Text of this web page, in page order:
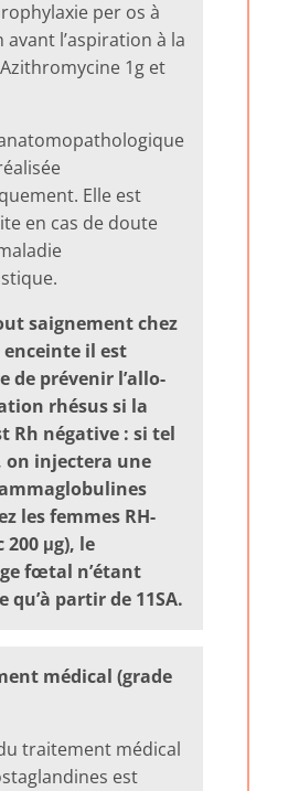
per os à
avant l’aspiration à la
1g et
anatomopathologique
Elle est
en cas de doute
saignement chez
il est
de prévenir l’allo-
rhésus si la
Rh négative : si tel
on injectera une
les femmes RH-
200 μg), le
fœtal n’étant
qu’à partir de 11SA.
médical (grade
traitement médical
est